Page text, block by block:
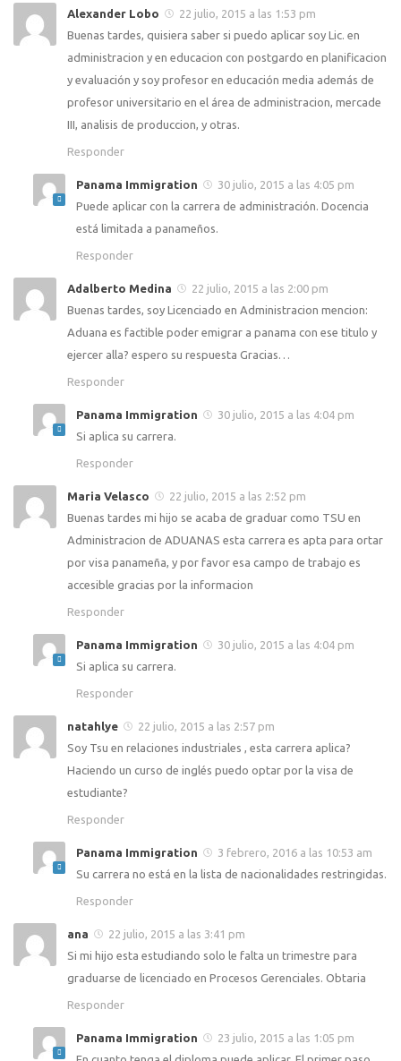
Alexander Lobo
22 julio, 2015 a las 1:53 pm
Buenas tardes, quisiera saber si puedo aplicar soy Lic. en
administracion y en educacion con postgardo en planificacion
y evaluación y soy profesor en educación media además de
profesor universitario en el área de administracion, mercade
III, analisis de produccion, y otras.
Responder
Panama Immigration
30 julio, 2015 a las 4:05 pm
Puede aplicar con la carrera de administración. Docencia
está limitada a panameños.
Responder
Adalberto Medina
22 julio, 2015 a las 2:00 pm
Buenas tardes, soy Licenciado en Administracion mencion:
Aduana es factible poder emigrar a panama con ese titulo y
ejercer alla? espero su respuesta Gracias…
Responder
Panama Immigration
30 julio, 2015 a las 4:04 pm
Si aplica su carrera.
Responder
Maria Velasco
22 julio, 2015 a las 2:52 pm
Buenas tardes mi hijo se acaba de graduar como TSU en
Administracion de ADUANAS esta carrera es apta para ortar
por visa panameña, y por favor esa campo de trabajo es
accesible gracias por la informacion
Responder
Panama Immigration
30 julio, 2015 a las 4:04 pm
Si aplica su carrera.
Responder
natahlye
22 julio, 2015 a las 2:57 pm
Soy Tsu en relaciones industriales , esta carrera aplica?
Haciendo un curso de inglés puedo optar por la visa de
estudiante?
Responder
Panama Immigration
3 febrero, 2016 a las 10:53 am
Su carrera no está en la lista de nacionalidades restringidas.
Responder
ana
22 julio, 2015 a las 3:41 pm
Si mi hijo esta estudiando solo le falta un trimestre para
graduarse de licenciado en Procesos Gerenciales. Obtaria
Responder
Panama Immigration
23 julio, 2015 a las 1:05 pm